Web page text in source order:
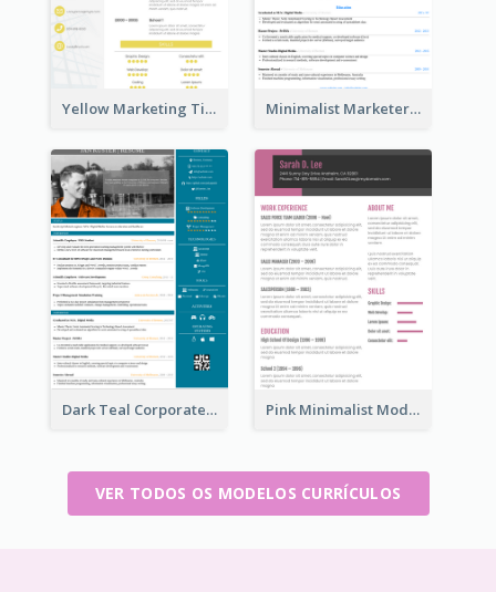
Yellow Marketing Timeline Consultant Resume Minimalist Marketer Resume
Dark Teal Corporate Resume Pink Minimalist Modern Resume
VER TODOS OS MODELOS CURRÍCULOS